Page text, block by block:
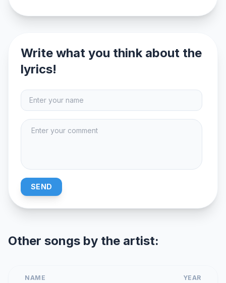
Write what you think about the
lyrics!
SEND
Other songs by the artist:
NAME YEAR